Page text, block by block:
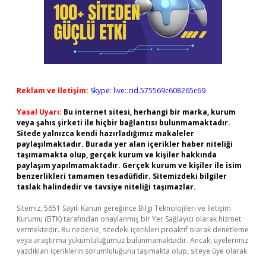
Reklam ve İletişim: Skype: live:.cid.575569c608265c69
Yasal Uyarı: Bu internet sitesi, herhangi bir marka, kurum
veya şahıs şirketi ile hiçbir bağlantısı bulunmamaktadır.
Sitede yalnızca kendi hazırladığımız makaleler
paylaşılmaktadır. Burada yer alan içerikler haber niteliği
taşımamakta olup, gerçek kurum ve kişiler hakkında
paylaşım yapılmamaktadır. Gerçek kurum ve kişiler ile isim
benzerlikleri tamamen tesadüfidir. Sitemizdeki bilgiler
taslak halindedir ve tavsiye niteliği taşımazlar.
Sitemiz, 5651 Sayılı Kanun gereğince Bilgi Teknolojileri ve İletişim
Kurumu (BTK) tarafından onaylanmış bir Yer Sağlayıcı olarak hizmet
vermektedir. Bu nedenle, sitedeki içerikleri proaktif olarak denetleme
veya araştırma yükümlülüğümüz bulunmamaktadır. Ancak, üyelerimiz
yazdıkları içeriklerin sorumluluğunu taşımakta olup, siteye üye olarak